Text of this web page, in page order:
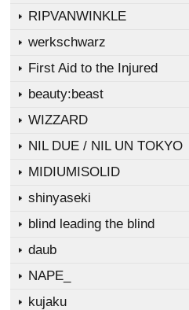
RIPVANWINKLE
werkschwarz
First Aid to the Injured
beauty:beast
WIZZARD
NIL DUE / NIL UN TOKYO
MIDIUMISOLID
shinyaseki
blind leading the blind
daub
NAPE_
kujaku